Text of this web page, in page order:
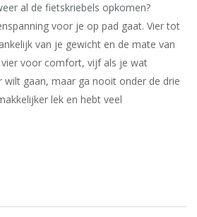
al de fietskriebels opkomen?
voor je op pad gaat. Vier tot
van je gewicht en de mate van
voor comfort, vijf als je wat
wilt gaan, maar ga nooit onder de drie
lek en hebt veel